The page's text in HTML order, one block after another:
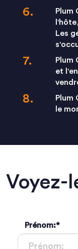
Plum
Les
Plum
et
Plum
le
Voyez-
Prénom:*